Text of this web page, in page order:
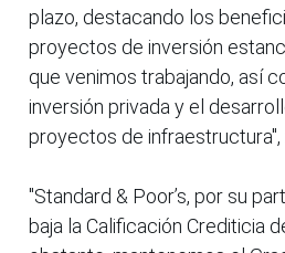
plazo, destacando los
proyectos de inversión
que venimos trabajando, así
inversión privada y el
proyectos de infraestructura",
"Standard & Poor’s, por su
baja la Calificación Crediticia